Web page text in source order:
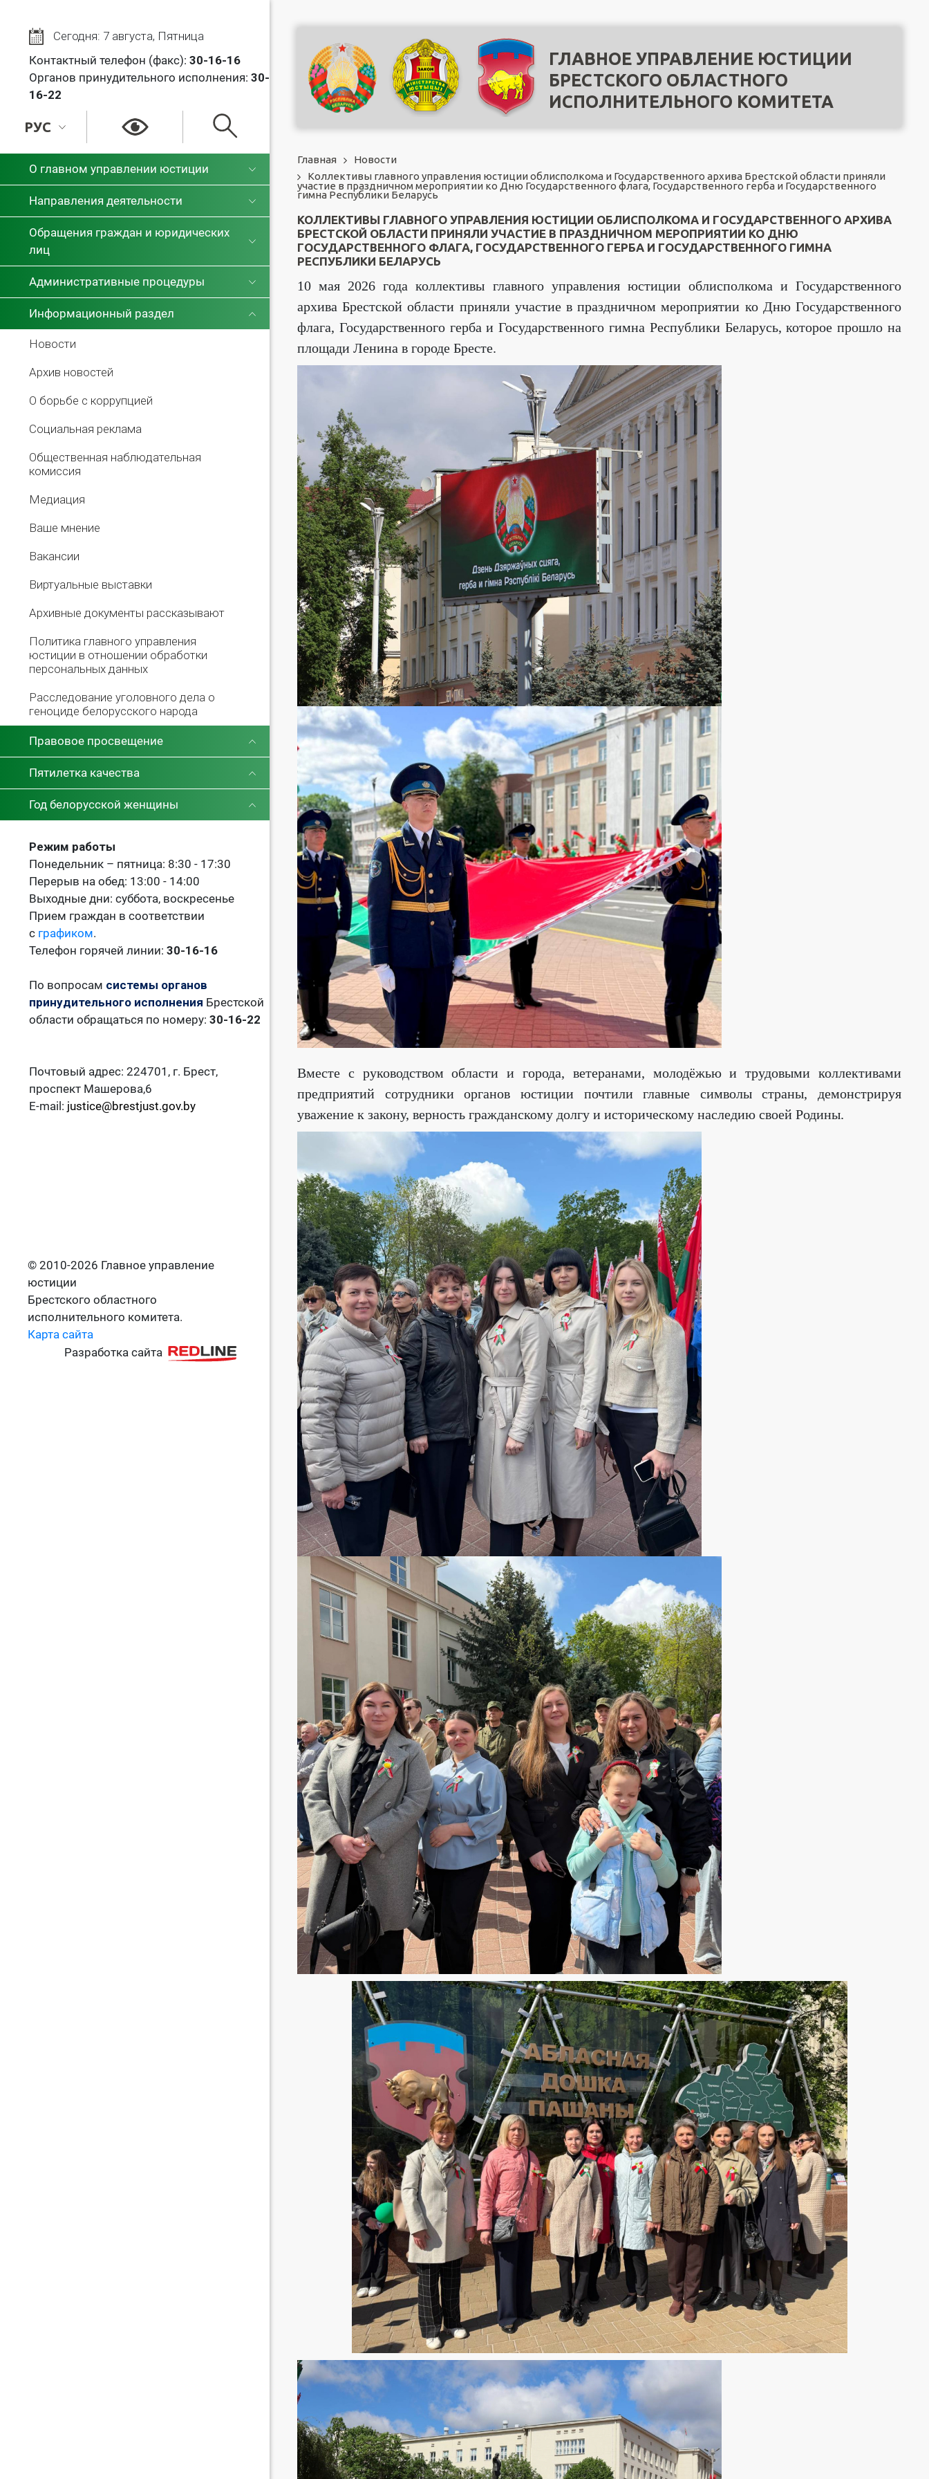
Сегодня: 7 августа, Пятница
Контактный телефон (факс): 30-16-16
Органов принудительного исполнения: 30-
16-22
РУС
О главном управлении юстиции
Направления деятельности
Обращения граждан и юридических
лиц
Административные процедуры
Информационный раздел
Новости
Архив новостей
О борьбе с коррупцией
Социальная реклама
Общественная наблюдательная
комиссия
Медиация
Ваше мнение
Вакансии
Виртуальные выставки
Архивные документы рассказывают
Политика главного управления
юстиции в отношении обработки
персональных данных
Расследование уголовного дела о
геноциде белорусского народа
Правовое просвещение
Пятилетка качества
Год белорусской женщины
Режим работы
Понедельник – пятница: 8:30 - 17:30
Перерыв на обед: 13:00 - 14:00
Выходные дни: суббота, воскресенье
Прием граждан в соответствии
с графиком.
Телефон горячей линии: 30-16-16
По вопросам системы органов
принудительного исполнения Брестской
области обращаться по номеру: 30-16-22
Почтовый адрес: 224701, г. Брест,
проспект Машерова,6
E-mail: justice@brestjust.gov.by
© 2010-2026 Главное управление
юстиции
Брестского областного
исполнительного комитета.
Карта сайта
Разработка сайта
ГЛАВНОЕ УПРАВЛЕНИЕ ЮСТИЦИИ
БРЕСТСКОГО ОБЛАСТНОГО
ИСПОЛНИТЕЛЬНОГО КОМИТЕТА
Главная
Новости
Коллективы главного управления юстиции облисполкома и Государственного архива Брестской области приняли
участие в праздничном мероприятии ко Дню Государственного флага, Государственного герба и Государственного
гимна Республики Беларусь
КОЛЛЕКТИВЫ ГЛАВНОГО УПРАВЛЕНИЯ ЮСТИЦИИ ОБЛИСПОЛКОМА И ГОСУДАРСТВЕННОГО АРХИВА
БРЕСТСКОЙ ОБЛАСТИ ПРИНЯЛИ УЧАСТИЕ В ПРАЗДНИЧНОМ МЕРОПРИЯТИИ КО ДНЮ
ГОСУДАРСТВЕННОГО ФЛАГА, ГОСУДАРСТВЕННОГО ГЕРБА И ГОСУДАРСТВЕННОГО ГИМНА
РЕСПУБЛИКИ БЕЛАРУСЬ
10 мая 2026 года коллективы главного управления юстиции облисполкома и Государственного
архива Брестской области приняли участие в праздничном мероприятии ко Дню Государственного
флага, Государственного герба и Государственного гимна Республики Беларусь, которое прошло на
площади Ленина в городе Бресте.
Вместе с руководством области и города, ветеранами, молодёжью и трудовыми коллективами
предприятий сотрудники органов юстиции почтили главные символы страны, демонстрируя
уважение к закону, верность гражданскому долгу и историческому наследию своей Родины.